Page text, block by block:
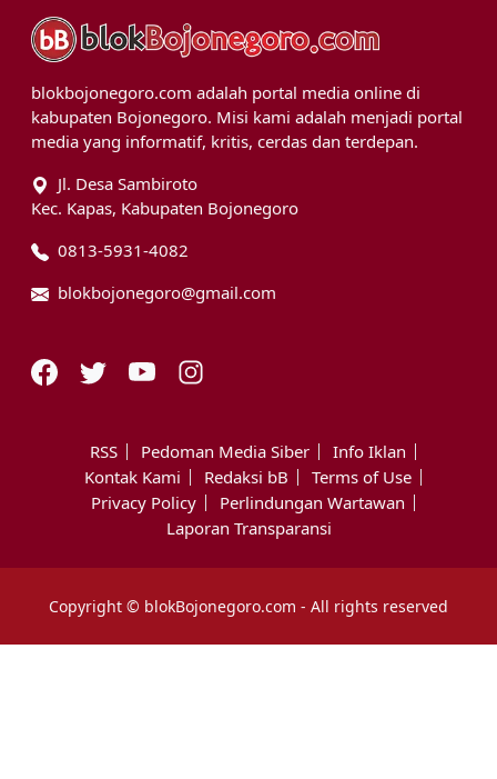
blokbojonegoro.com adalah portal media online di
kabupaten Bojonegoro. Misi kami adalah menjadi portal
media yang informatif, kritis, cerdas dan terdepan.
Jl. Desa Sambiroto
Kec. Kapas, Kabupaten Bojonegoro
0813-5931-4082
blokbojonegoro@gmail.com
RSS Pedoman Media Siber
Info Iklan
Kontak Kami
Redaksi bB
Terms of Use
Privacy Policy
Perlindungan Wartawan
Laporan Transparansi
Copyright © blokBojonegoro.com - All rights reserved